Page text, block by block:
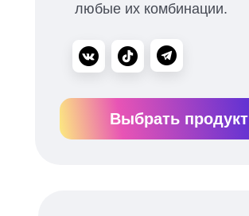
Выбрать продукт
любые их комбинации.